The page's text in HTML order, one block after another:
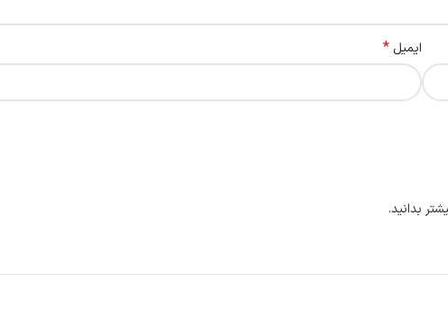
ایمیل *
بدانید.